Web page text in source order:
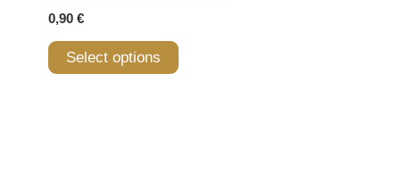
0,90 €
Select options